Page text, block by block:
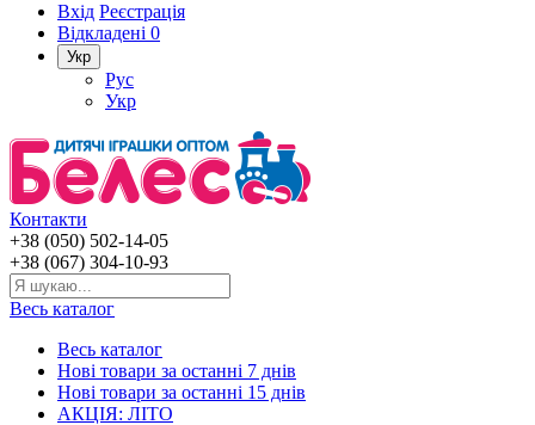
Вхід Реєстрація
Відкладені 0
Укр
Рус
Укр
Контакти
+38 (050) 502-14-05
+38 (067) 304-10-93
Весь каталог
Весь каталог
Нові товари за останнi 7 днiв
Нові товари за останнi 15 днiв
АКЦІЯ: ЛІТО